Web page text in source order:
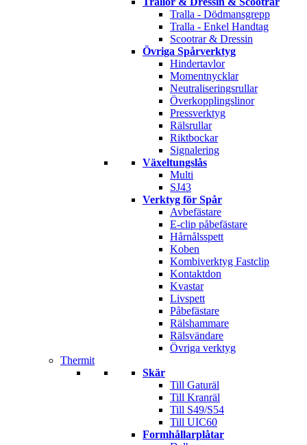
Tralla - Dödmansgrepp
Tralla - Enkel Handtag
Scootrar & Dressin
Övriga Spårverktyg
Hindertavlor
Momentnycklar
Neutraliseringsrullar
Överkopplingslinor
Pressverktyg
Rälsrullar
Riktbockar
Signalering
Växeltungslås
Multi
SJ43
Verktyg för Spår
Avbefästare
E-clip påbefästare
Hårnålsspett
Koben
Kombiverktyg Fastclip
Kontaktdon
Kvastar
Livspett
Påbefästare
Rälshammare
Rälsvändare
Övriga verktyg
Thermit
Skär
Till Gaturäl
Till Kranräl
Till S49/S54
Till UIC60
Formhållarplåtar